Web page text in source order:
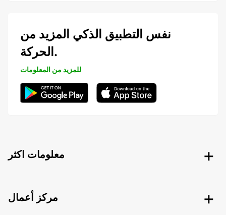
نفس التطبيق الذكي المزيد من
الحركة.
للمزيد من المعلومات
معلومات اكثر
مركز أعمال